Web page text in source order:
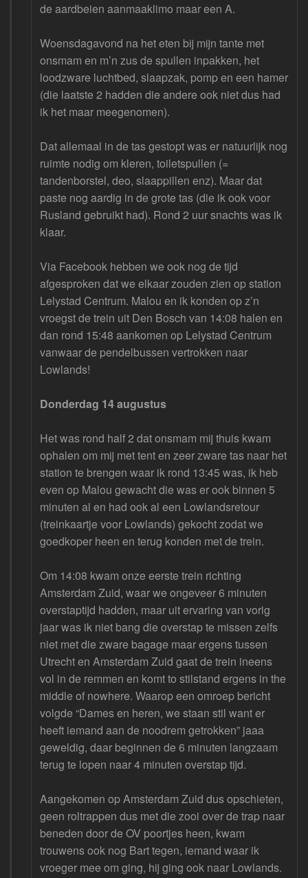
de aardbeien aanmaaklimo maar een A.
Woensdagavond na het eten bij mijn tante met
onsmam en m’n zus de spullen inpakken, het
loodzware luchtbed, slaapzak, pomp en een hamer
(die laatste 2 hadden die andere ook niet dus had
ik het maar meegenomen).
Dat allemaal in de tas gestopt was er natuurlijk nog
ruimte nodig om kleren, toiletspullen (=
tandenborstel, deo, slaappillen enz). Maar dat
paste nog aardig in de grote tas (die ik ook voor
Rusland gebruikt had). Rond 2 uur snachts was ik
klaar.
Via Facebook hebben we ook nog de tijd
afgesproken dat we elkaar zouden zien op station
Lelystad Centrum. Malou en ik konden op z’n
vroegst de trein uit Den Bosch van 14:08 halen en
dan rond 15:48 aankomen op Lelystad Centrum
vanwaar de pendelbussen vertrokken naar
Lowlands!
Donderdag 14 augustus
Het was rond half 2 dat onsmam mij thuis kwam
ophalen om mij met tent en zeer zware tas naar het
station te brengen waar ik rond 13:45 was, ik heb
even op Malou gewacht die was er ook binnen 5
minuten al en had ook al een Lowlandsretour
(treinkaartje voor Lowlands) gekocht zodat we
goedkoper heen en terug konden met de trein.
Om 14:08 kwam onze eerste trein richting
Amsterdam Zuid, waar we ongeveer 6 minuten
overstaptijd hadden, maar uit ervaring van vorig
jaar was ik niet bang die overstap te missen zelfs
niet met die zware bagage maar ergens tussen
Utrecht en Amsterdam Zuid gaat de trein ineens
vol in de remmen en komt to stilstand ergens in the
middle of nowhere. Waarop een omroep bericht
volgde “Dames en heren, we staan stil want er
heeft iemand aan de noodrem getrokken” jaaa
geweldig, daar beginnen de 6 minuten langzaam
terug te lopen naar 4 minuten overstap tijd.
Aangekomen op Amsterdam Zuid dus opschieten,
geen roltrappen dus met die zooi over de trap naar
beneden door de OV poortjes heen, kwam
trouwens ook nog Bart tegen, iemand waar ik
vroeger mee om ging, hij ging ook naar Lowlands.